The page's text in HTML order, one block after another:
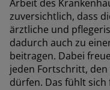
Arbeit des
zuversichtlich, dass
ärztliche und
dadurch auch zu
beitragen. Dabei
jeden Fortschritt,
dürfen. Das fühlt